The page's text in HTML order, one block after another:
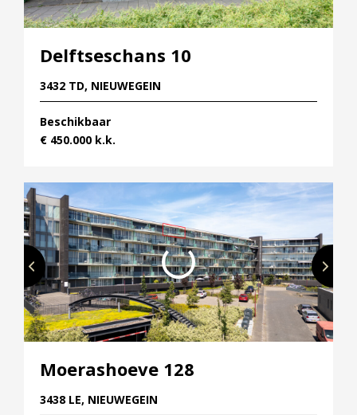
Delftseschans 10
3432 TD, NIEUWEGEIN
Beschikbaar
€ 450.000 k.k.
Moerashoeve 128
3438 LE, NIEUWEGEIN